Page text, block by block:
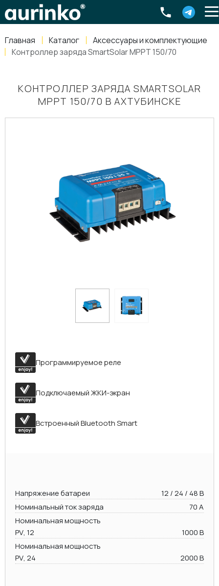
Главная Каталог
Аксессуары и комплектующие
Контроллер заряда SmartSolar MPPT 150/70
КОНТРОЛЛЕР ЗАРЯДА SMARTSOLAR
MPPT 150/70 В АХТУБИНСКЕ
Программируемое реле
Подключаемый ЖКИ-экран
Встроенный Bluetooth Smart
Напряжение батареи
12 / 24 / 48 В
Номинальный ток заряда
70 А
Номинальная мощность
PV, 12
1000 В
Номинальная мощность
PV, 24
2000 В
Россия, Свердловская область Екатеринбург ,
8-800-770-79-40